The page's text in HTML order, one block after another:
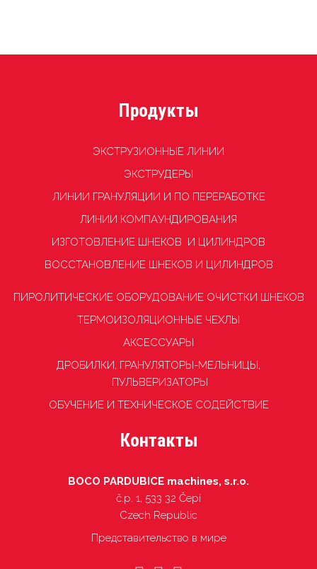
Продукты
ЭКСТРУЗИОННЫЕ ЛИНИИ
ЭКСТРУДЕРЫ
ЛИНИИ ГРАНУЛЯЦИИ И ПО ПЕРЕРАБОТКЕ
ЛИНИИ КОМПАУНДИРОВАНИЯ
ИЗГОТОВЛЕНИЕ ШНЕКОВ И ЦИЛИНДРОВ
ВОССТАНОВЛЕНИЕ ШНЕКОВ И ЦИЛИНДРОВ
ПИРОЛИТИЧЕСКИЕ ОБОРУДОВАНИЕ ОЧИСТКИ ШНЕКОВ
TЕРМОИЗОЛЯЦИОННЫЕ ЧЕХЛЫ
АКСЕССУАРЫ
ДРОБИЛКИ, ГРАНУЛЯТОРЫ-МЕЛЬНИЦЫ,
ПУЛЬВЕРИЗАТОРЫ
ОБУЧЕНИЕ И ТЕХНИЧЕСКОЕ СОДЕЙСТВИЕ
Контакты
BOCO PARDUBICE machines, s.r.o.
č.p. 1, 533 32 Čepí
Czech Republic
Представительство в мире